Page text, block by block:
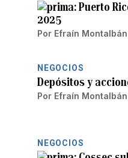
Puerto
2025
Por Efraín Montalbán
NEGOCIOS
Depósitos y
Por Efraín Montalbán
NEGOCIOS